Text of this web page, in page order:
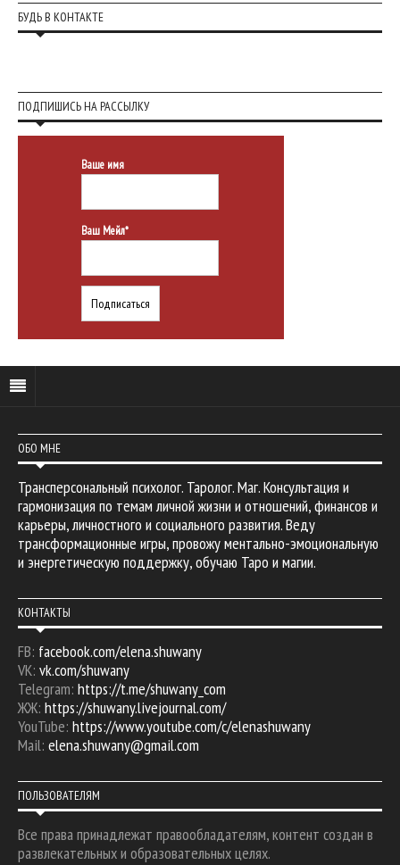
БУДЬ В КОНТАКТЕ
ПОДПИШИСЬ НА РАССЫЛКУ
Ваше имя
Ваш Мейл*
ОБО МНЕ
Трансперсональный психолог. Таролог. Маг. Консультация и
гармонизация по темам личной жизни и отношений, финансов и
карьеры, личностного и социального развития. Веду
трансформационные игры, провожу ментально-эмоциональную
и энергетическую поддержку, обучаю Таро и магии.
КОНТАКТЫ
FB: facebook.com/elena.shuwany
VK: vk.com/shuwany
Telegram: https://t.me/shuwany_com
ЖЖ: https://shuwany.livejournal.com/
YouTube: https://www.youtube.com/c/elenashuwany
Mail: elena.shuwany@gmail.com
ПОЛЬЗОВАТЕЛЯМ
Все права принадлежат правообладателям, контент создан в
развлекательных и образовательных целях.